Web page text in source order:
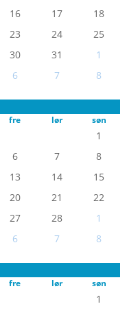
16 17
18
23 24
25
30 31
1
6 7 8
fre lør søn
1
6 7
8
13 14
15
20 21
22
27 28
1
6 7 8
fre lør søn
1